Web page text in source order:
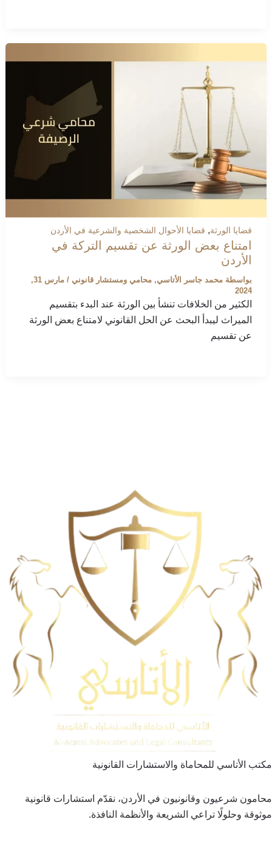
قضايا الورثة, قضايا الأحوال الشخصية والشرعية في الأردن
امتناع بعض الورثة عن تقسيم التركة في
الأردن
بواسطة محمد جاسر الأتاسي, محامي ومستشار قانوني /
مارس 31,
2024
الكثير من الخلافات تنشأ بين الورثة عند البدء بتقسيم
الميراث ليبدأ البحث عن الحل القانوني لامتناع بعض الورثة
عن تقسيم
مكتب الأتاسي للمحاماة والاستشارات القانونية
محامون شرعيون وقانونيون في الأردن، نقدّم استشارات قانونية
موثوقة وحلولًا تراعي الشريعة والأنظمة النافذة.